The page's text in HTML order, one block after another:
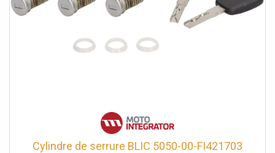
Cylindre de serrure BLIC 5050-00-FI421703